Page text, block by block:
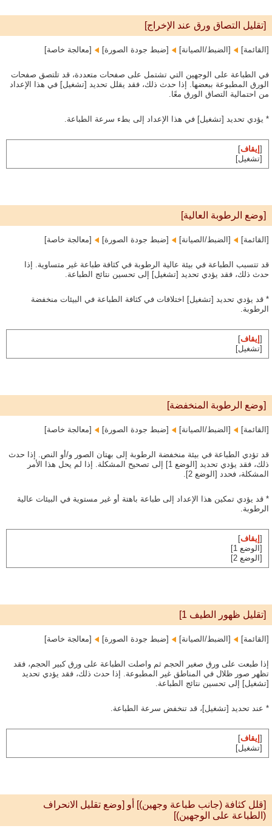
[تقليل التصاق ورق عند الإخراج]
[القائمة]‏ [الضبط/الصيانة]‏ [ضبط جودة الصورة]‏ [معالجة خاصة]
في الطباعة على الوجهين التي تشتمل على صفحات متعددة، قد تلتصق صفحات
الورق المطبوعة ببعضها. إذا حدث ذلك، فقد يقلل تحديد [تشغيل] في هذا الإعداد
من احتمالية التصاق الورق معًا.
* يؤدي تحديد [تشغيل] في هذا الإعداد إلى بطء سرعة الطباعة.
[ إيقاف]
[تشغيل]
[وضع الرطوبة العالية]
[القائمة]‏ [الضبط/الصيانة]‏ [ضبط جودة الصورة]‏ [معالجة خاصة]
قد تتسبب الطباعة في بيئة عالية الرطوبة في كثافة طباعة غير متساوية. إذا
حدث ذلك، فقد يؤدي تحديد [تشغيل] إلى تحسين نتائج الطباعة.
* قد يؤدي تحديد [تشغيل] اختلافات في كثافة الطباعة في البيئات منخفضة
الرطوبة.
[ إيقاف]
[تشغيل]
[وضع الرطوبة المنخفضة]
[القائمة]‏ [الضبط/الصيانة]‏ [ضبط جودة الصورة]‏ [معالجة خاصة]
قد تؤدي الطباعة في بيئة منخفضة الرطوبة إلى بهتان الصور و/أو النص. إذا حدث
ذلك، فقد يؤدي تحديد [الوضع 1] إلى تصحيح المشكلة. إذا لم يحل هذا الأمر
المشكلة، فحدد [الوضع 2].
* قد يؤدي تمكين هذا الإعداد إلى طباعة باهتة أو غير مستوية في البيئات عالية
الرطوبة.
[ إيقاف]
[الوضع 1]
[الوضع 2]
[تقليل ظهور الطيف 1]
[القائمة]‏ [الضبط/الصيانة]‏ [ضبط جودة الصورة]‏ [معالجة خاصة]
إذا طبعت على ورق صغير الحجم ثم واصلت الطباعة على ورق كبير الحجم، فقد
تظهر صور ظلال في المناطق غير المطبوعة. إذا حدث ذلك، فقد يؤدي تحديد
[تشغيل] إلى تحسين نتائج الطباعة.
* عند تحديد [تشغيل]، قد تنخفض سرعة الطباعة.
[ إيقاف]
[تشغيل]
[قلل كثافة (جانب طباعة وجهين)] أو [وضع تقليل الانحراف
(الطباعة على الوجهين)]